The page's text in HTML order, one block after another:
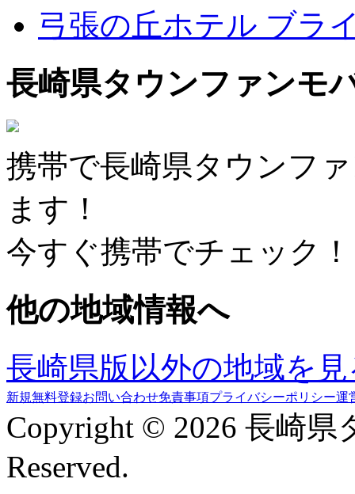
弓張の丘ホテル ブラ
長崎県タウンファンモ
携帯で長崎県タウンフ
ます！
今すぐ携帯でチェック！
他の地域情報へ
長崎県版以外の地域を
新規無料登録お問い合わせ免責事項プライバシーポリシー運
Copyright © 2026 長崎
Reserved.